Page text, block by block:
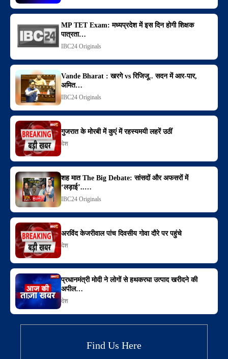
MP TET Exam: मध्यप्रदेश में इस दिन होगी शिक्षक
पात्रता…
IBC24 Originals
Vande Bharat : खरगे vs रिजिजू.. सदन में आर-पार,
अमित…
IBC24 Originals
गुजरात के मोरबी में कुएं में रहस्यमयी लहरें उठीं
देश
शह मात The Big Debate: सांसदों और अफसरों में
‘लड़ाई’..…
IBC24 Originals
अरविंद केजरीवाल पांच दिवसीय गोवा दौरे पर पहुंचे
देश
प्रधानमंत्री मोदी ने लोगों से हथकरघा उत्पाद खरीदने की
अपील…
देश
Find Us Here